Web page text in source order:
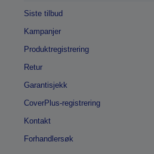
Siste tilbud
Kampanjer
Produktregistrering
Retur
Garantisjekk
CoverPlus-registrering
Kontakt
Forhandlersøk